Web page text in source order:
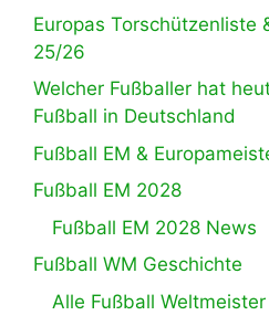
Europas Torschützenliste
25/26
Welcher Fußballer hat
Fußball in Deutschland
Fußball EM &
Fußball EM 2028
Fußball EM 2028 News
Fußball WM Geschichte
Alle Fußball Weltmeister